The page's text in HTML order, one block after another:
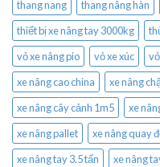
thang nang
thang nâng hàn
thiết bị xe nâng tay 3000kg
vỏ xe nâng pio
vỏ xe xúc
xe nâng cao china
xe nâng
xe nâng cây cảnh 1m5
xe
xe nâng pallet
xe nâng quay
xe nâng tay 3.5 tấn
xe nâng